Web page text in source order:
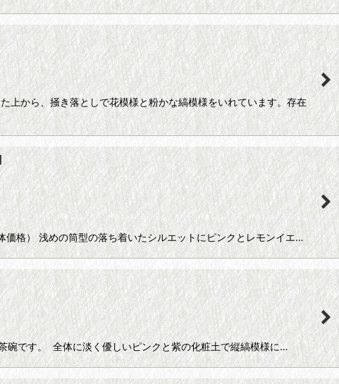
上から、掻き落としで花模様と粉かな縞模様をいれています。存在
格） 浅めの筒型の落ち着いたシルエットにピンクとレモンイエ…
碗です。 全体に淡く優しいピンクと紫の化粧土で縦縞模様に…